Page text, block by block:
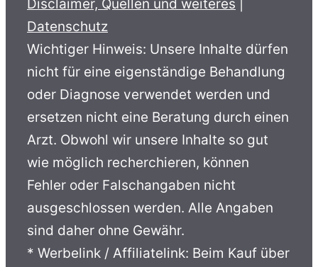
Disclaimer, Quellen und weiteres
Datenschutz
Wichtiger Hinweis: Unsere Inhalte dürfen
nicht für eine eigenständige Behandlung
oder Diagnose verwendet werden und
ersetzen nicht eine Beratung durch einen
Arzt. Obwohl wir unsere Inhalte so gut
wie möglich recherchieren, können
Fehler oder Falschangaben nicht
ausgeschlossen werden. Alle Angaben
sind daher ohne Gewähr.
* Werbelink / Affiliatelink: Beim Kauf über